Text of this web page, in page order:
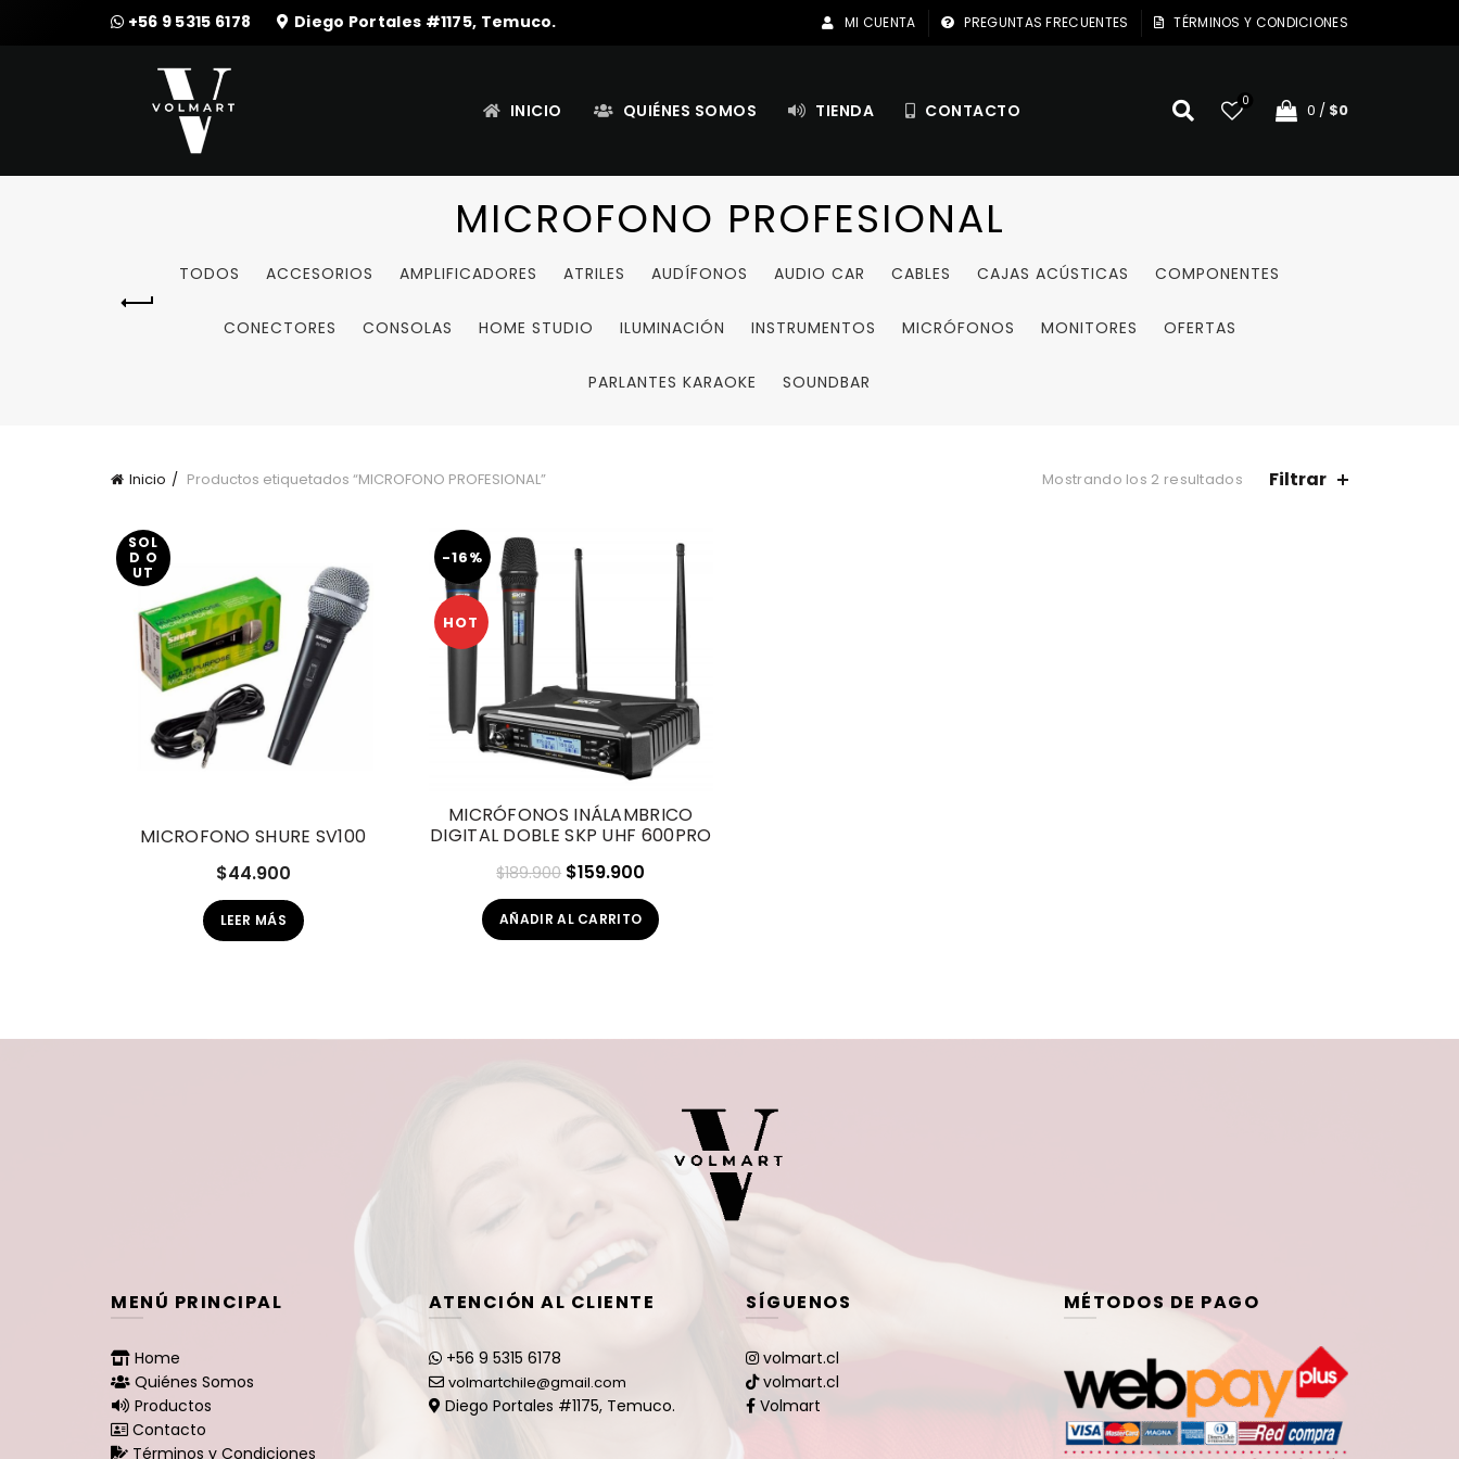
+56 9 5315 6178 Diego Portales #1175, Temuco. MI CUENTA PREGUNTAS FRECUENTES TÉRMINOS Y CONDICIONES
INICIO QUIÉNES SOMOS TIENDA CONTACTO 0 0 / $0
MICROFONO PROFESIONAL
TODOS ACCESORIOS AMPLIFICADORES ATRILES AUDÍFONOS AUDIO CAR CABLES CAJAS ACÚSTICAS COMPONENTES
CONECTORES CONSOLAS HOME STUDIO ILUMINACIÓN INSTRUMENTOS MICRÓFONOS MONITORES OFERTAS
PARLANTES KARAOKE SOUNDBAR
Inicio Productos etiquetados “MICROFONO PROFESIONAL” Mostrando los 2 resultados Filtrar
SOL
D O
UT
MICROFONO SHURE SV100
$44.900
LEER MÁS
-16%
HOT
MICRÓFONOS INÁLAMBRICO
DIGITAL DOBLE SKP UHF 600PRO
$189.900 El
precio
original
$159.900
precio
actual
AÑADIR AL CARRITO
MENÚ PRINCIPAL
Home
Quiénes Somos
Productos
Contacto
Términos y Condiciones
ATENCIÓN AL CLIENTE
+56 9 5315 6178
volmartchile@gmail.com
Diego Portales #1175, Temuco.
SÍGUENOS
volmart.cl
volmart.cl
Volmart
MÉTODOS DE PAGO